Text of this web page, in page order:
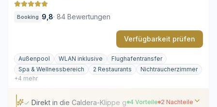
Booking 9,8· 84 Bewertungen
Verfügbarkeit prüfen
Außenpool WLAN inklusive
Flughafentransfer
Spa & Wellnessbereich
2 Restaurants
Nichtraucherzimmer
+4 mehr
Direkt in die Caldera-Klippe gehauene Suiten
4 Vorteile 2 Nachteile